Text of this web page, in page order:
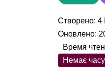
Створено: 4
Оновлено:
Немає
Время